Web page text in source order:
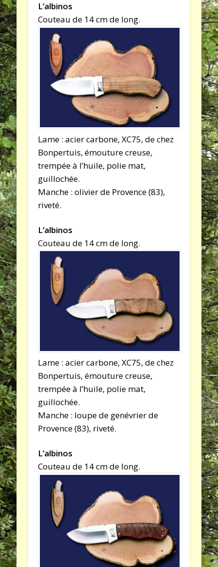
L’albinos
Couteau de 14 cm de long.
Lame : acier carbone, XC75, de chez
Bonpertuis, émouture creuse,
trempée à l’huile, polie mat,
guillochée.
Manche : olivier de Provence (83),
riveté.
L’albinos
Couteau de 14 cm de long.
Lame : acier carbone, XC75, de chez
Bonpertuis, émouture creuse,
trempée à l’huile, polie mat,
guillochée.
Manche : loupe de genévrier de
Provence (83), riveté.
L’albinos
Couteau de 14 cm de long.